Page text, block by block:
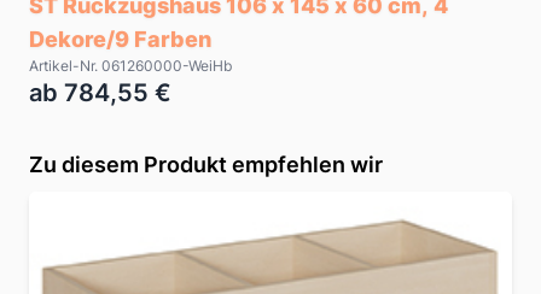
ST Rückzugshaus 106 x 145 x 60 cm, 4
Dekore/9 Farben
Artikel-Nr. 061260000-WeiHb
ab 784,55 €
Zu diesem Produkt empfehlen wir